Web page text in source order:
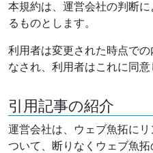
本規約は、運営会社の判断
るものとします。
利用者は変更された時点で
なされ、利用者はこれに同意
引用記事の紹介
運営会社は、ウェブ魚拓に
ついて、断りなくウェブ魚